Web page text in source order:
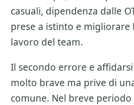
casuali, dipendenza dalle
prese a istinto e migliorare
lavoro del team.
Il secondo errore e
molto brave ma prive di
comune. Nel breve